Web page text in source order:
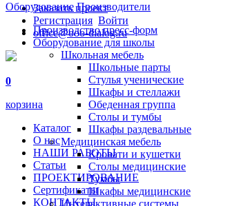
Заказать проект
Регистрация Войти
office@ooo-dialog.ru
0
корзина
Каталог
О нас
НАШИ РАБОТЫ
Статьи
ПРОЕКТИРОВАНИЕ
Сертификаты
КОНТАКТЫ
Оборудование Производители
Производство пресс-форм
Оборудование для школы
Школьная мебель
Школьные парты
Стулья ученические
Шкафы и стеллажи
Обеденная группа
Столы и тумбы
Шкафы раздевальные
Медицинская мебель
Кровати и кушетки
Столы медицинские
Тумбы
Шкафы медицинские
Интерактивные системы